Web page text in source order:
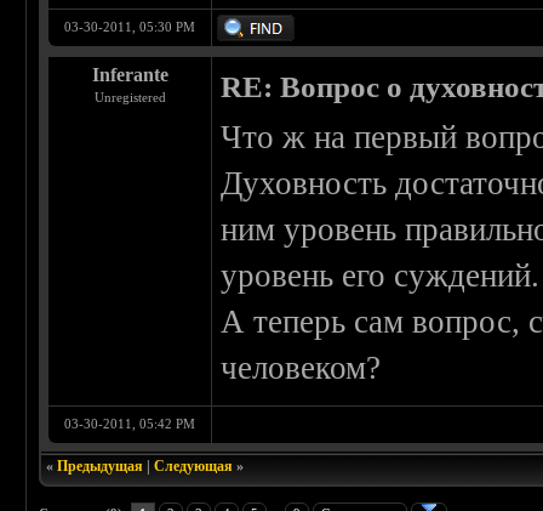
03-30-2011, 05:30 PM
Inferante
Unregistered RE: Вопрос о
Что ж на первый
Духовность
ним уровень
уровень его суждений.
А теперь сам вопрос,
человеком?
03-30-2011, 05:42 PM
«Предыдущая |Следующая »